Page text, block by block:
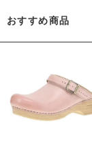
おすすめ商品